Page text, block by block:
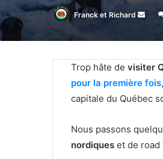
Franck et Richard
Trop hâte de visiter
pour la première fois
capitale du Québec
Nous passons
nordiques et de road